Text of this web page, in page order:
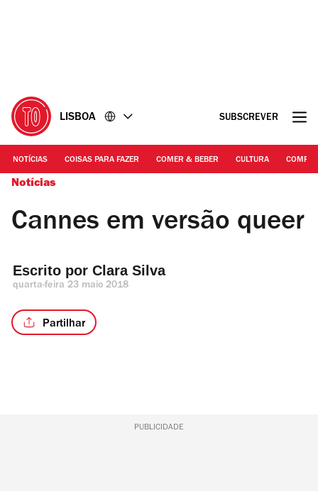
LISBOA SUBSCREVER
NOTÍCIAS COISAS PARA FAZER COMER & BEBER CULTURA
Notícias
Cannes em versão queer
Escrito por Clara Silva
quarta-feira 23 maio 2018
Partilhar
PUBLICIDADE